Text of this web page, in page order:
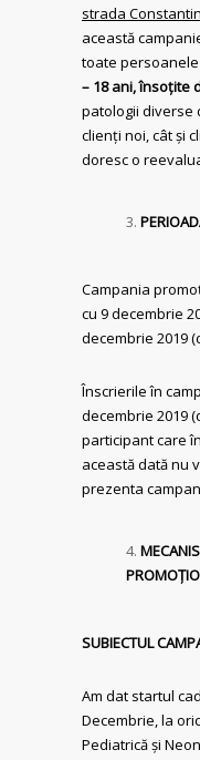
strada
această
toate
– 18 ani, însoțite
patologii diverse
clienți noi, cât și
doresc o
Campania
cu 9 decembrie
decembrie 2019
Înscrierile în
decembrie 2019
participant care
această dată nu
prezenta
SUBIECTUL
Am dat startul
Decembrie, la
Pediatrică și